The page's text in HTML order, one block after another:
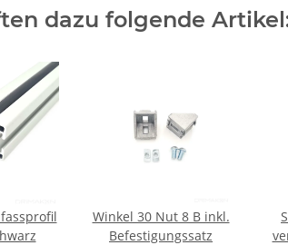
dazu folgende
Winkel 30 Nut 8 B inkl.
Befestigungssatz